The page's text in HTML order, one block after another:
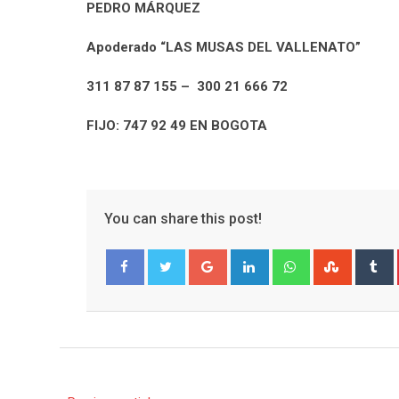
PEDRO MÁRQUEZ
Apoderado “LAS MUSAS DEL VALLENATO”
311 87 87 155 – 300 21 666 72
FIJO: 747 92 49 EN BOGOTA
You can share this post!
Google+ LinkedIn Whatsapp